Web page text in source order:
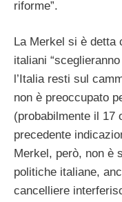
riforme”.
La Merkel si è detta
italiani
l’Italia resti sul
non è preoccupato
(probabilmente il 17
precedente
Merkel, però, non è
politiche italiane,
cancelliere